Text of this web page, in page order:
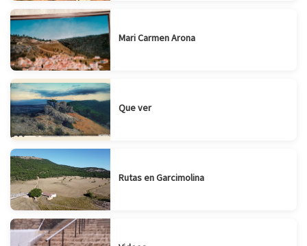
Mari Carmen Arona
Que ver
Rutas en Garcimolina